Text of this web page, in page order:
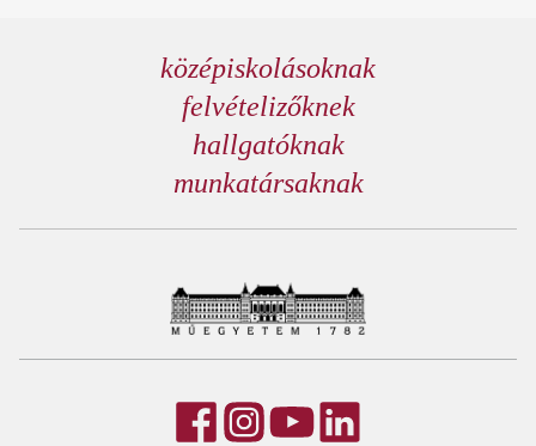
középiskolásoknak
felvételizőknek
hallgatóknak
munkatársaknak